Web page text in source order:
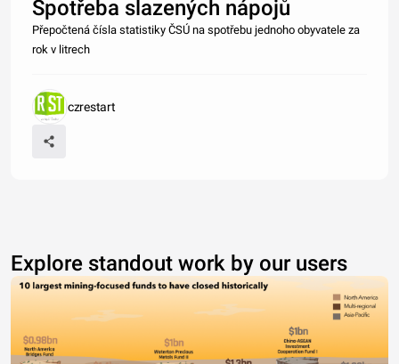
Spotřeba slazených nápojů
Přepočtená čísla statistiky ČSÚ na spotřebu jednoho obyvatele za
rok v litrech
czrestart
Explore standout work by our users